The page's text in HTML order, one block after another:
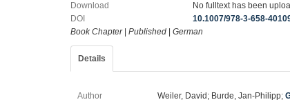
Download
No fulltext has been
DOI
10.1007/978-3-658-
Book Chapter| Published German
Details
Author Weiler, David; Burde, Jan-Philipp;